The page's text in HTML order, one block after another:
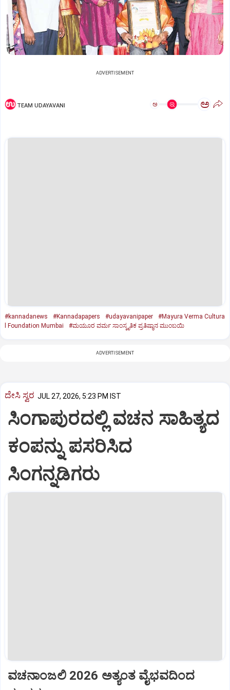
ADVERTISEMENT
TEAM UDAYAVANI ಅ ಅ
#kannadanews #Kannadapapers #udayavanipaper
#Mayura Verma Cultura
l Foundation Mumbai
#ಮಯೂರ ವರ್ಮ ಸಾಂಸ್ಕೃತಿಕ ಪ್ರತಿಷ್ಠಾನ ಮುಂಬಯಿ
ADVERTISEMENT
ದೇಸಿ ಸ್ವರ JUL 27, 2026, 5:23 PM IST
ಸಿಂಗಾಪುರದಲ್ಲಿ ವಚನ ಸಾಹಿತ್ಯದ
ಕಂಪನ್ನು ಪಸರಿಸಿದ
ಸಿಂಗನ್ನಡಿಗರು
ವಚನಾಂಜಲಿ 2026 ಅತ್ಯಂತ ವೈಭವದಿಂದ